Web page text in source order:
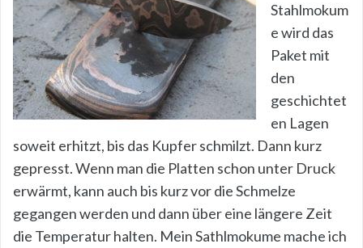
Stahlmokum
e wird das
Paket mit
den
geschichtet
en Lagen
soweit erhitzt, bis das Kupfer schmilzt. Dann kurz
gepresst. Wenn man die Platten schon unter Druck
erwärmt, kann auch bis kurz vor die Schmelze
gegangen werden und dann über eine längere Zeit
die Temperatur halten. Mein Sathlmokume mache ich